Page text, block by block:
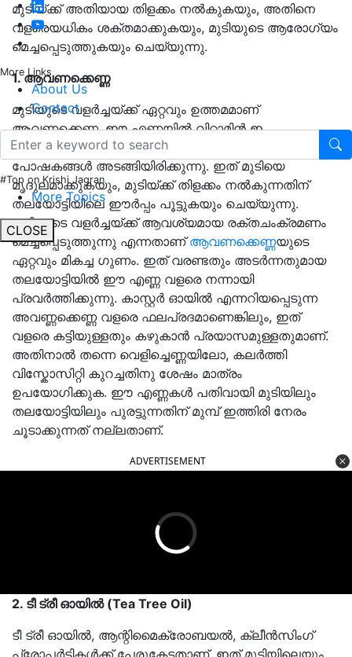
More Links
About Us
Contact
#Top on Krishi Jagran
More Topics
CLOSE
മുടിയ്ക്ക് അതിയായ തിളക്കം നൽകുകയും, അതിനെ
വളരെയധികം ശക്തമാക്കുകയും, മുടിയുടെ ആരോഗ്യം
മെച്ചപ്പെടുത്തുകയും ചെയ്യുന്നു.
1. ആവണക്കെണ്ണ
മുടിയുടെ വളർച്ചയ്ക്ക് ഏറ്റവും ഉത്തമമാണ്
ആവണക്കെണ്ണ, ഈ എണ്ണയിൽ വിറ്റാമിൻ ഇ,
പ്രോട്ടീനുകൾ, ധാതുക്കൾ തുടങ്ങി വളരെ സമ്പുഷ്ടമായ
പോഷകങ്ങൾ അടങ്ങിയിരിക്കുന്നു. ഇത് മുടിയെ
മൃദുലമാക്കുകയും, മുടിയ്ക്ക് തിളക്കം നൽകുന്നതിന്
തലയോട്ടിയിലെ ഈർപ്പം പൂട്ടുകയും ചെയ്യുന്നു.
മുടിയുടെ വളർച്ചയ്ക്ക് ആവശ്യമായ രക്തചംക്രമണം
മെച്ചപ്പെടുത്തുന്നു എന്നതാണ്ആവണക്കെണ്ണയുടെ
ഏറ്റവും മികച്ച ഗുണം. ഇത് വരണ്ടതും അടർന്നതുമായ
തലയോട്ടിയിൽ ഈ എണ്ണ വളരെ നന്നായി
പ്രവർത്തിക്കുന്നു. കാസ്റ്റർ ഓയിൽ എന്നറിയപ്പെടുന്ന
അവണ്ണക്കെണ്ണ വളരെ ഫലപ്രദമാണെങ്കിലും, ഇത്
വളരെ കട്ടിയുള്ളതും കഴുകാൻ പ്രയാസമുള്ളതുമാണ്.
അതിനാൽ തന്നെ വെളിച്ചെണ്ണയിലോ, കലർത്തി
വിസ്കോസിറ്റി കുറച്ചതിനു ശേഷം മാത്രം
ഉപയോഗിക്കുക. ഈ എണ്ണകൾ പതിവായി മുടിയിലും
തലയോട്ടിയിലും പുരട്ടുന്നതിന് മുമ്പ് ഇത്തിരി നേരം
ചൂടാക്കുന്നത് നല്ലതാണ്.
ADVERTISEMENT
2. ടീ ട്രീ ഓയിൽ (Tea Tree Oil)
ടീ ട്രീ ഓയിൽ, ആന്റിമൈക്രോബയൽ, ക്ലീൻസിംഗ്
പ്രോപ്പർട്ടികൾക്ക് പേരുകേട്ടതാണ്. ഇത് മുടിയിലെയും,